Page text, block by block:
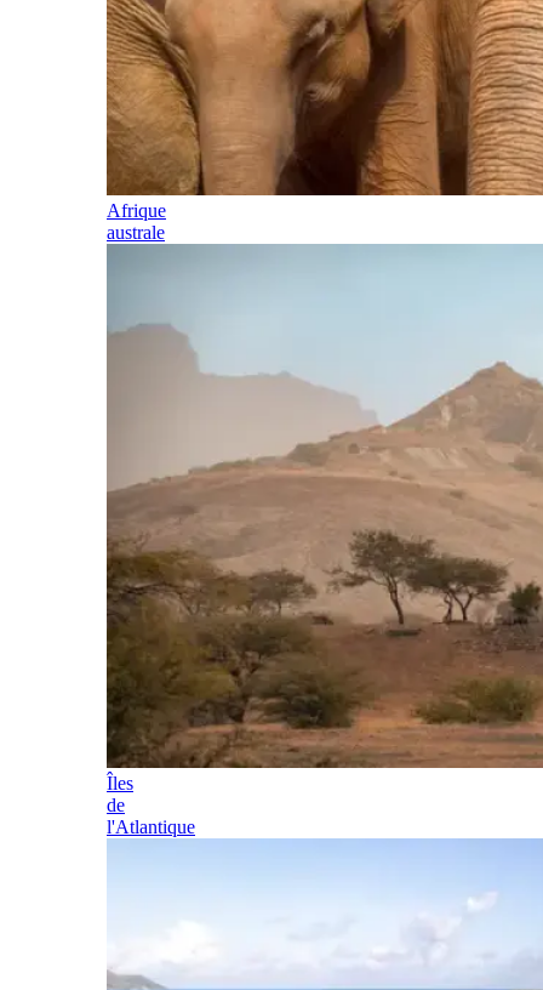
Afrique
australe
Îles
de
l'Atlantique